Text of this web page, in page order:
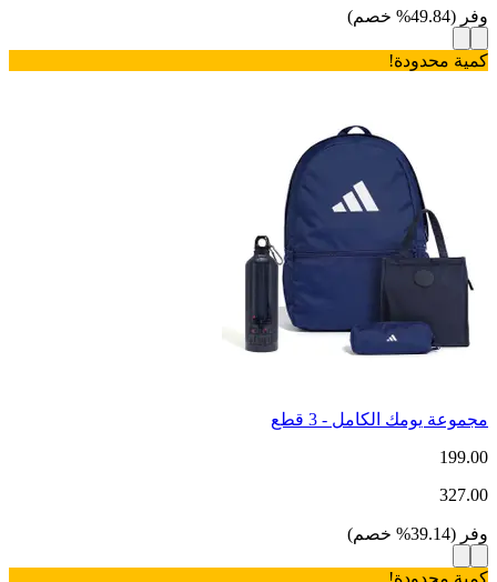
وفر (
49.84
% خصم)
كمية محدودة!
مجموعة يومك الكامل - 3 قطع
199.00
327.00
وفر (
39.14
% خصم)
كمية محدودة!